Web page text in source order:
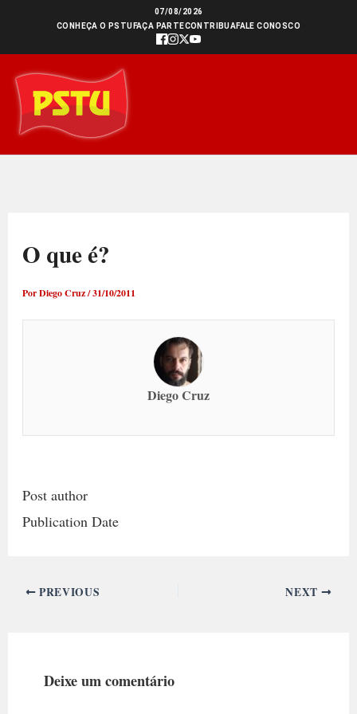
conteúdo
07/08/2026
CONHEÇA O PSTU FAÇA PARTECONTRIBUAFALE CONOSCO
O que é?
PorDiego Cruz/31/10/2011
Diego Cruz
Post author
Publication Date
PREVIOUS NEXT
Deixe um comentário